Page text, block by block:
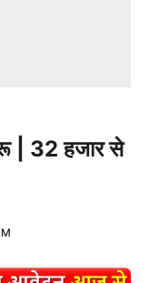
| 32 हजार से